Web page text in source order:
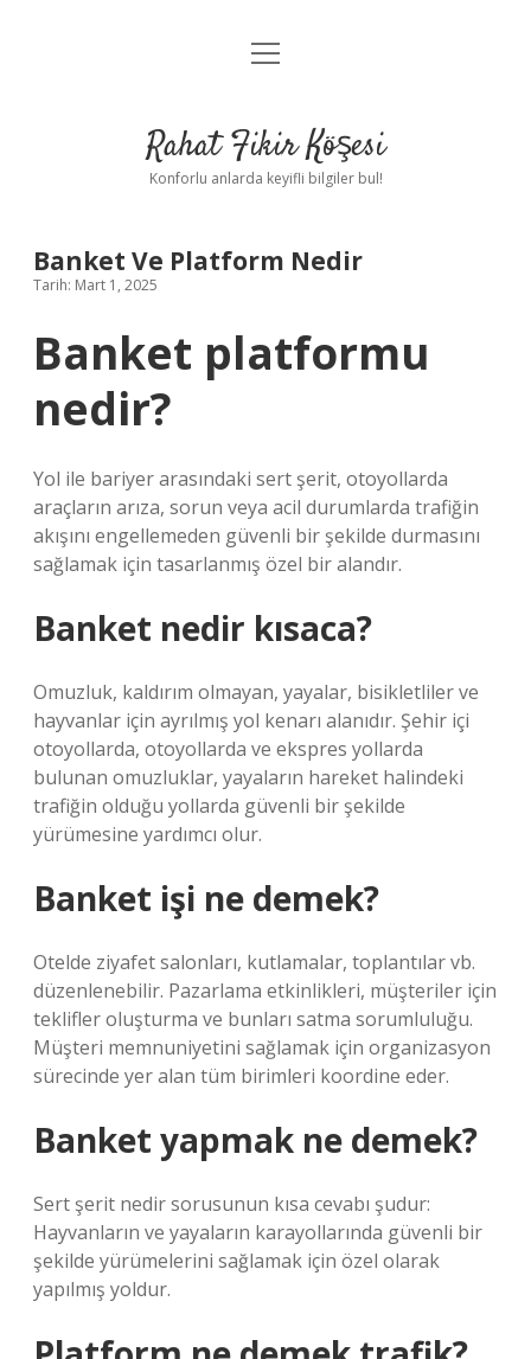
Anasayfa
Yasal Uyarı
menüyü
Rahat Fikir Köşesi
Konforlu anlarda keyifli bilgiler bul!
Banket Ve Platform Nedir
Tarih: Mart 1, 2025
Banket platformu
nedir?
Yol ile bariyer arasındaki sert şerit, otoyollarda
araçların arıza, sorun veya acil durumlarda trafiğin
akışını engellemeden güvenli bir şekilde durmasını
sağlamak için tasarlanmış özel bir alandır.
Banket nedir kısaca?
Omuzluk, kaldırım olmayan, yayalar, bisikletliler ve
hayvanlar için ayrılmış yol kenarı alanıdır. Şehir içi
otoyollarda, otoyollarda ve ekspres yollarda
bulunan omuzluklar, yayaların hareket halindeki
trafiğin olduğu yollarda güvenli bir şekilde
yürümesine yardımcı olur.
Banket işi ne demek?
Otelde ziyafet salonları, kutlamalar, toplantılar vb.
düzenlenebilir. Pazarlama etkinlikleri, müşteriler için
teklifler oluşturma ve bunları satma sorumluluğu.
Müşteri memnuniyetini sağlamak için organizasyon
sürecinde yer alan tüm birimleri koordine eder.
Banket yapmak ne demek?
Sert şerit nedir sorusunun kısa cevabı şudur:
Hayvanların ve yayaların karayollarında güvenli bir
şekilde yürümelerini sağlamak için özel olarak
yapılmış yoldur.